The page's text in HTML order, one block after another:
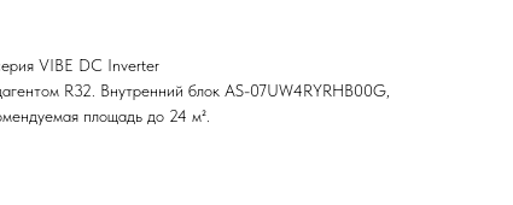
VIBE DC Inverter
R32. Внутренний блок AS-07UW4RYRHB00G,
площадь до 24 м².